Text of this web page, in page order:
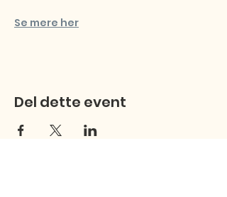
Se mere her
Del dette event